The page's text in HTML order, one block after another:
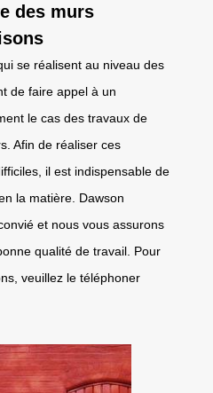
des murs
se réalisent au niveau des
de faire appel à un
le cas des travaux de
Afin de réaliser ces
il est indispensable de
la matière. Dawson
et nous vous assurons
qualité de travail. Pour
veuillez le téléphoner